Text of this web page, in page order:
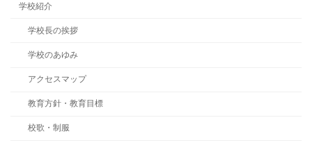
学校紹介
学校長の挨拶
学校のあゆみ
アクセスマップ
教育方針・教育目標
校歌・制服